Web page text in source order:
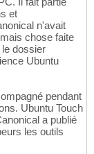
et
n'avait
chose faite
dossier
Ubuntu
pendant
Ubuntu Touch
a publié
les outils